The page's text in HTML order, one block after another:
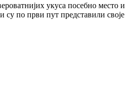
укуса посебно
по први пут представили